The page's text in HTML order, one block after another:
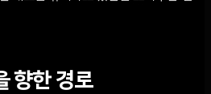
향한 경로